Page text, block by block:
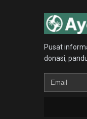
Pusat
donasi,
Email
Name